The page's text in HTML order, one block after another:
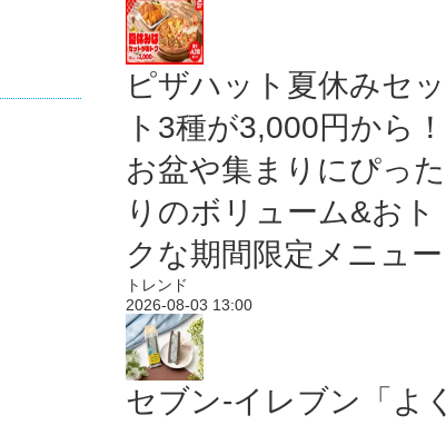
ピザハット夏休みセッ
ト3種が3,000円から！
お盆や集まりにぴった
りのボリューム&おト
クな期間限定メニュー
トレンド
2026-08-03 13:00
セブン‐イレブン「よく